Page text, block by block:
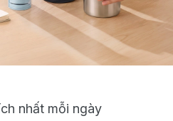
nhất mỗi ngày